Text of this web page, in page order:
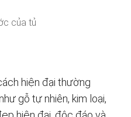
của tủ
hiện đại thường
gỗ tự nhiên, kim loại,